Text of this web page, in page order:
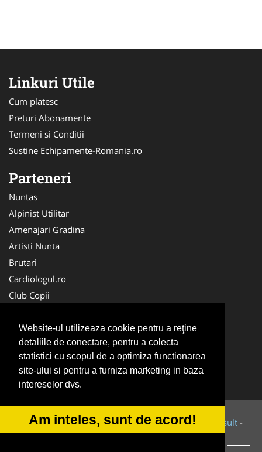
Website-ul utilizeaza cookie pentru a reţine
detaliile de conectare, pentru a colecta
statistici cu scopul de a optimiza functionarea
site-ului si pentru a furniza marketing in baza
intereselor dvs.
Am inteles, sunt de acord!
Linkuri Utile
Cum platesc
Preturi Abonamente
Termeni si Conditii
Sustine Echipamente-Romania.ro
Parteneri
Nuntas
Alpinist Utilitar
Amenajari Gradina
Artisti Nunta
Brutari
Cardiologul.ro
Club Copii
Ambalaje Romania
Cabinet-Individual.ro
CentruInchirieri.ro
Cursuri Romania
© 2014-2026 Powered byVilonMedia&Tokaido Consult -
ANPC SOL